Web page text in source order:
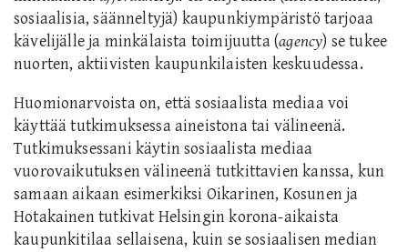
sosiaalisia, säänneltyjä) kaupunkiympäristö tarjoaa
kävelijälle ja minkälaista toimijuutta (agency) se tukee
nuorten, aktiivisten kaupunkilaisten keskuudessa.
Huomionarvoista on, että sosiaalista mediaa voi
käyttää tutkimuksessa aineistona tai välineenä.
Tutkimuksessani käytin sosiaalista mediaa
vuorovaikutuksen välineenä tutkittavien kanssa, kun
samaan aikaan esimerkiksi Oikarinen, Kosunen ja
Hotakainen tutkivat Helsingin korona-aikaista
kaupunkitilaa sellaisena, kuin se sosiaalisen median